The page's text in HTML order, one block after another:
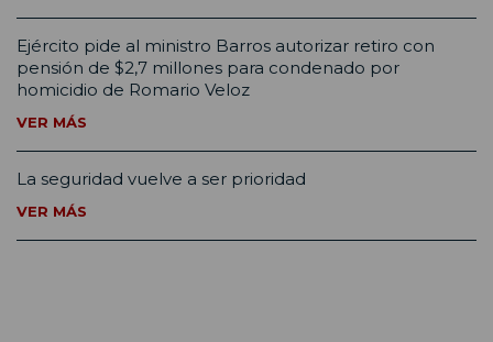
Ejército pide al ministro Barros autorizar retiro con
pensión de $2,7 millones para condenado por
homicidio de Romario Veloz
VER MÁS
La seguridad vuelve a ser prioridad
VER MÁS